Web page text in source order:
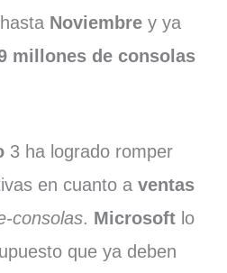
Noviembrey ya
millones de consolas
3 ha logrado romper
en cuanto a ventas
consolas. Microsoftlo
que ya deben